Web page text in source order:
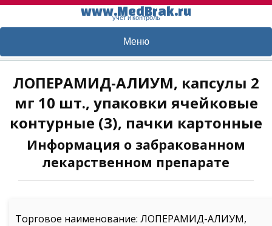
www.MedBrak.ru
учет и контроль
Меню
ЛОПЕРАМИД-АЛИУМ, капсулы 2
мг 10 шт., упаковки ячейковые
контурные (3), пачки картонные
Информация о забракованном
лекарственном препарате
Торговое наименование: ЛОПЕРАМИД-АЛИУМ,